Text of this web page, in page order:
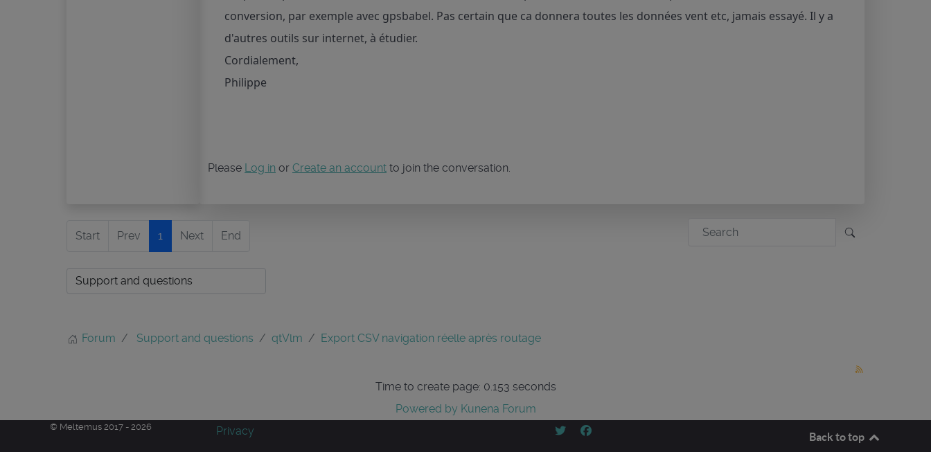
conversion, par exemple avec gpsbabel. Pas certain que ca donnera toutes les données vent etc, jamais essayé. Il y a
d'autres outils sur internet, à étudier.
Cordialement,
Philippe
Please Log in or Create an account to join the conversation.
Start Prev 1 Next End
Forum Support and questions qtVlm Export CSV navigation réelle après routage
Time to create page: 0.153 seconds
Powered by Kunena Forum
© Meltemus 2017 - 2026 Privacy Back to top